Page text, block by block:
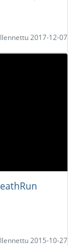
2017-12-07
2015-10-27